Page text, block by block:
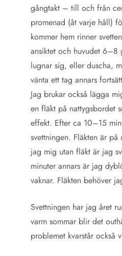
gångtakt – till och från
promenad (åt varje håll)
kommer hem rinner
ansiktet och huvudet 6–8
lugnar sig, eller duscha,
vänta ett tag annars
Jag brukar också lägga
en fläkt på nattygsbordet
effekt. Efter ca 10–15
svettningen. Fläkten är
jag mig utan fläkt är jag
minuter annars är jag
vaknar. Fläkten behöver
Svettningen har jag året
varm sommar blir det
problemet kvarstår också